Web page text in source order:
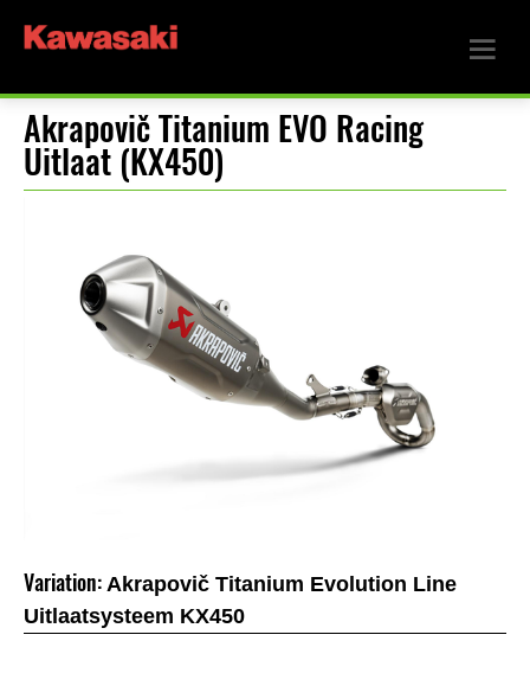
Akrapovič Titanium EVO Racing
Uitlaat (KX450)
Variation: Akrapovič Titanium Evolution Line
Uitlaatsysteem KX450